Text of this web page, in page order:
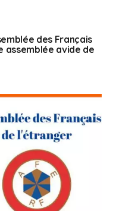
des Français
assemblée avide de